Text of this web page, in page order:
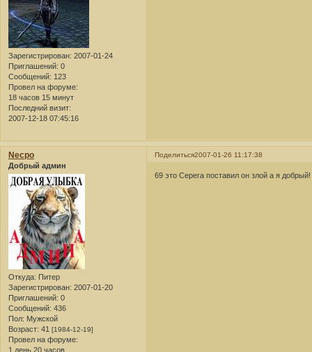
Зарегистрирован: 2007-01-24
Приглашений: 0
Сообщений: 123
Провел на форуме:
18 часов 15 минут
Последний визит:
2007-12-18 07:45:16
Поделиться2007-01-26 11:17:38
Necpo
Добрый админ
Откуда: Питер
Зарегистрирован: 2007-01-20
Приглашений: 0
Сообщений: 436
Пол: Мужской
Возраст: 41 [1984-12-19]
Провел на форуме:
1 день 20 часов
69 это Серега поставил он злой а я добрый!